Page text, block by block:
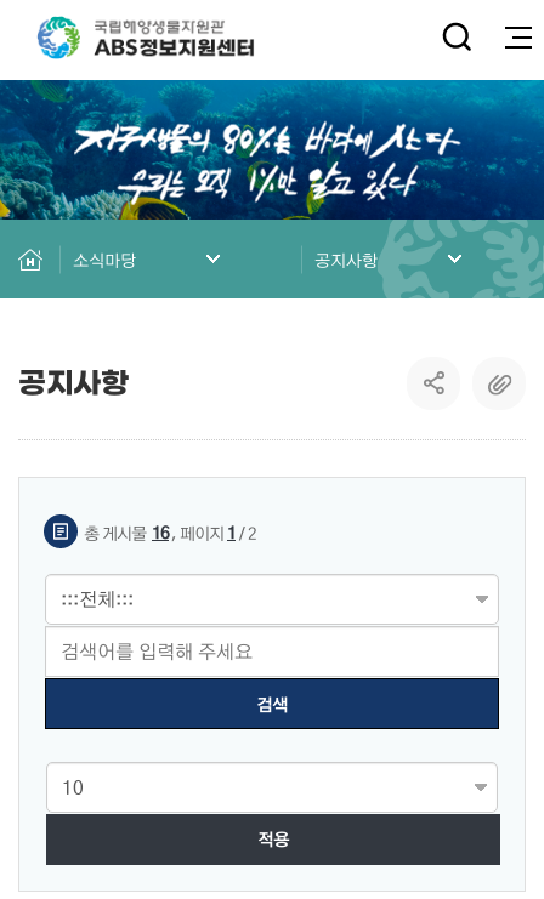
공지사항
소식마당 공지사항
게시물 검색
총 게시물 16, 페이지 1 / 2
적용